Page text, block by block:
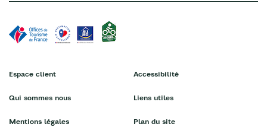
Espace client
Qui sommes nous
Mentions légales
Accessibilité
Liens utiles
Plan du site